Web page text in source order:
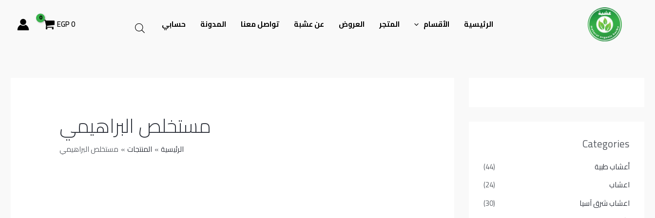
الرئيسية الأقسام المتجر العروض عن عشبة تواصل معنا المدونة حسابي EGP0
Categories
أعشاب طبية
(44)
اعشاب
(24)
اعشاب شرق آسيا
(30)
مستخلص البراهيمي
الرئيسية المنتجات مستخلص البراهيمي